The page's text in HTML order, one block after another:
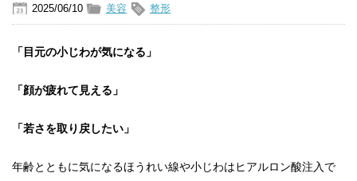
2025/06/10 美容 整形
「目元の小じわが気になる」
「顔が疲れて見える」
「若さを取り戻したい」
年齢とともに気になるほうれい線や小じわはヒアルロン酸注入で